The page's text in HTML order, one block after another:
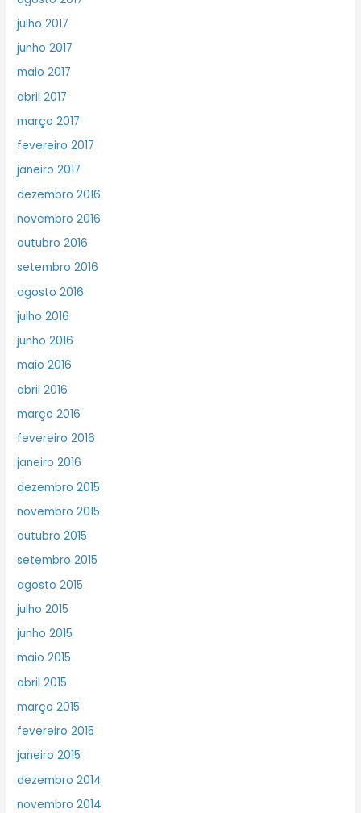
julho 2017
junho 2017
maio 2017
abril 2017
março 2017
fevereiro 2017
janeiro 2017
dezembro 2016
novembro 2016
outubro 2016
setembro 2016
agosto 2016
julho 2016
junho 2016
maio 2016
abril 2016
março 2016
fevereiro 2016
janeiro 2016
dezembro 2015
novembro 2015
outubro 2015
setembro 2015
agosto 2015
julho 2015
junho 2015
maio 2015
abril 2015
março 2015
fevereiro 2015
janeiro 2015
dezembro 2014
novembro 2014